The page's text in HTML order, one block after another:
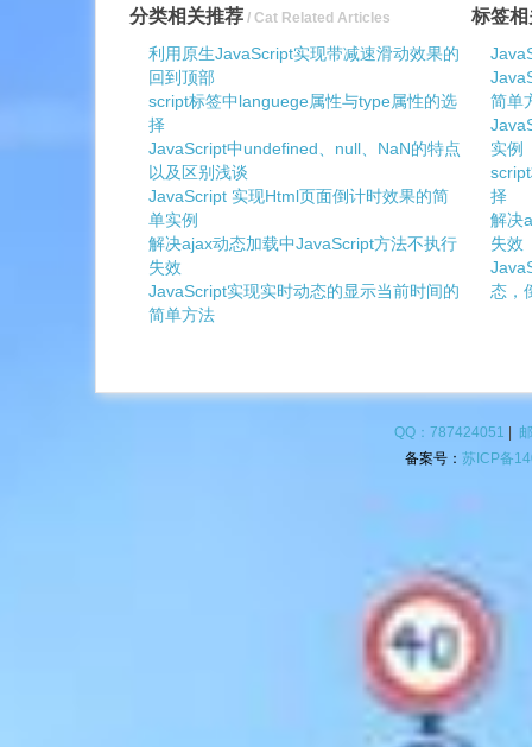
分类相关推荐 / Cat Related Articles
利用原生JavaScript实现带减速滑动效果的
回到顶部
script标签中languege属性与type属性的选
择
JavaScript中undefined、null、NaN的特点
以及区别浅谈
JavaScript 实现Html页面倒计时效果的简
单实例
解决ajax动态加载中JavaScript方法不执行
失效
JavaScript实现实时动态的显示当前时间的
简单方法
标签
简单
实例
择
解决
失效
态，
QQ：787424051
备案号： 苏ICP备